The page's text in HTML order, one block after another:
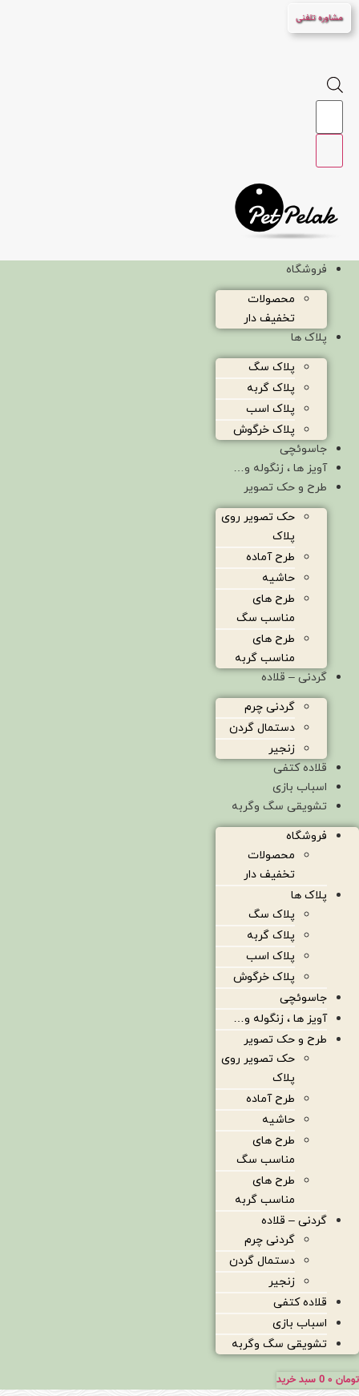
پرش
به
مشاوره تلفنی
Products
فروشگاه
محصولات
تخفیف دار
پلاک ها
پلاک سگ
پلاک گربه
پلاک اسب
پلاک خرگوش
جاسوئچی
آویز ها ، زنگوله و…
طرح و حک تصویر
حک تصویر روی
پلاک
طرح آماده
حاشیه
طرح های
مناسب سگ
طرح های
مناسب گربه
گردنی – قلاده
گردنی چرم
دستمال گردن
زنجیر
قلاده کتفی
اسباب بازی
تشویقی سگ وگربه
فروشگاه
محصولات
تخفیف دار
پلاک ها
پلاک سگ
پلاک گربه
پلاک اسب
پلاک خرگوش
جاسوئچی
آویز ها ، زنگوله و…
طرح و حک تصویر
حک تصویر روی
پلاک
طرح آماده
حاشیه
طرح های
مناسب سگ
طرح های
مناسب گربه
گردنی – قلاده
گردنی چرم
دستمال گردن
زنجیر
قلاده کتفی
اسباب بازی
تشویقی سگ وگربه
تومان 0 سبد خرید